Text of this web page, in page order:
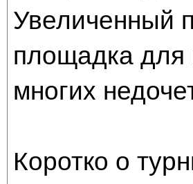
Увеличенный
площадка для
многих
Коротко о